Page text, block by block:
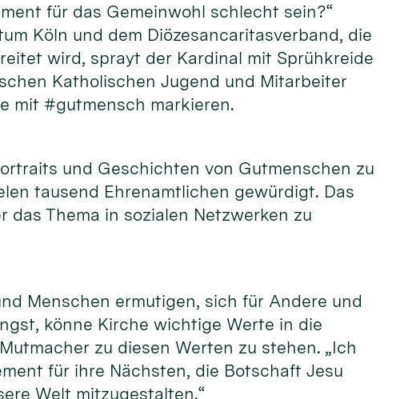
für das Gemeinwohl schlecht sein?“
Köln und dem Diözesancaritasverband, die
wird, sprayt der Kardinal mit Sprühkreide
Katholischen Jugend und Mitarbeiter
mit #gutmensch markieren.
und Geschichten von Gutmenschen zu
tausend Ehrenamtlichen gewürdigt. Das
Thema in sozialen Netzwerken zu
Menschen ermutigen, sich für Andere und
könne Kirche wichtige Werte in die
zu diesen Werten zu stehen. „Ich
für ihre Nächsten, die Botschaft Jesu
Welt mitzugestalten.“